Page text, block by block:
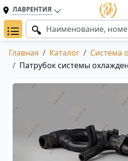
ЛАВРЕНТИЯ
Главная Каталог
Система
Патрубок системы